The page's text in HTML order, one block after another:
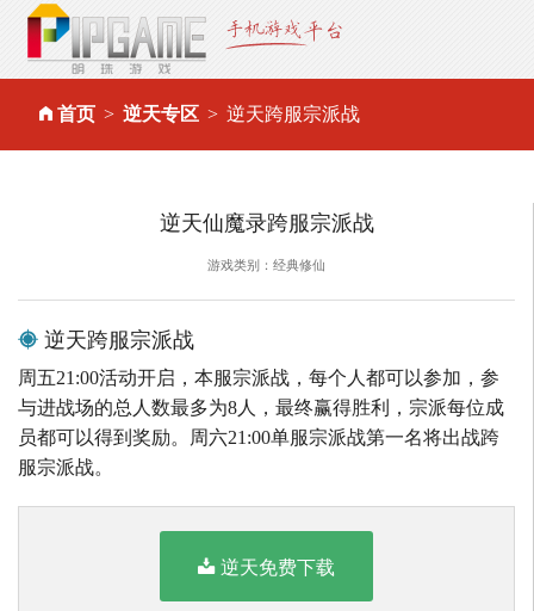
首页 逆天专区 逆天跨服宗派战
逆天仙魔录跨服宗派战
游戏类别：经典修仙
逆天跨服宗派战
周五21:00活动开启，本服宗派战，每个人都可以参加，参
与进战场的总人数最多为8人，最终赢得胜利，宗派每位成
员都可以得到奖励。周六21:00单服宗派战第一名将出战跨
服宗派战。
逆天免费下载